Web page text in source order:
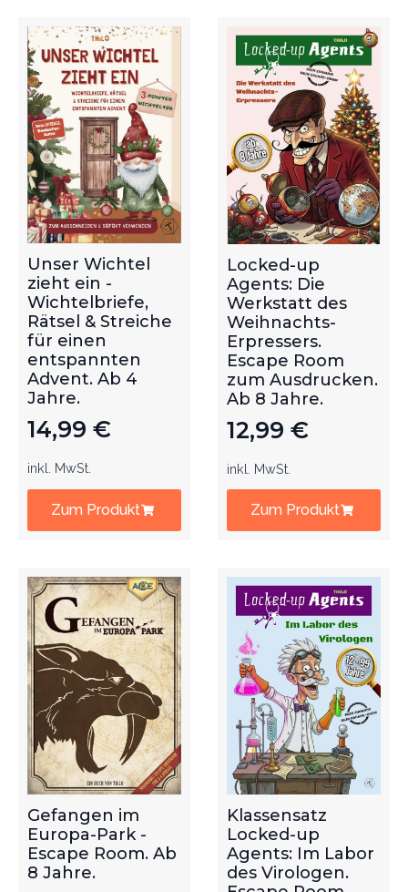
Unser Wichtel
zieht ein -
Wichtelbriefe,
Rätsel & Streiche
für einen
entspannten
Advent. Ab 4
Jahre.
14,99 €
inkl. MwSt.
Zum Produkt
Locked-up
Agents: Die
Werkstatt des
Weihnachts-
Erpressers.
Escape Room
zum Ausdrucken.
Ab 8 Jahre.
12,99 €
inkl. MwSt.
Zum Produkt
Gefangen im
Europa-Park -
Escape Room. Ab
8 Jahre.
Klassensatz
Locked-up
Agents: Im Labor
des Virologen.